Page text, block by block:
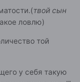
твой сын
ловлю)
той
у себя такую